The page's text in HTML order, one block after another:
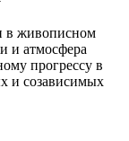
в живописном
и атмосфера
прогрессу в
и созависимых